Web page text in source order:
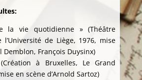
la vie quotidienne » (Théâtre
l’Université de Liège, 1976, mise
Demblon, François Duysinx)
à Bruxelles, Le Grand
en scène d’Arnold Sartoz)